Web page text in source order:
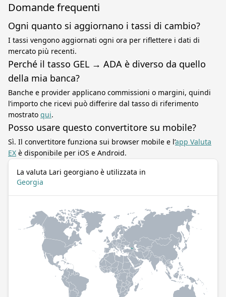
Domande frequenti
Ogni quanto si aggiornano i tassi di cambio?
I tassi vengono aggiornati ogni ora per riflettere i dati di
mercato più recenti.
Perché il tasso GEL → ADA è diverso da quello
della mia banca?
Banche e provider applicano commissioni o margini, quindi
l’importo che ricevi può differire dal tasso di riferimento
mostrato qui.
Posso usare questo convertitore su mobile?
Sì. Il convertitore funziona sui browser mobile e l’app Valuta
EX è disponibile per iOS e Android.
La valuta Lari georgiano è utilizzata in
Georgia